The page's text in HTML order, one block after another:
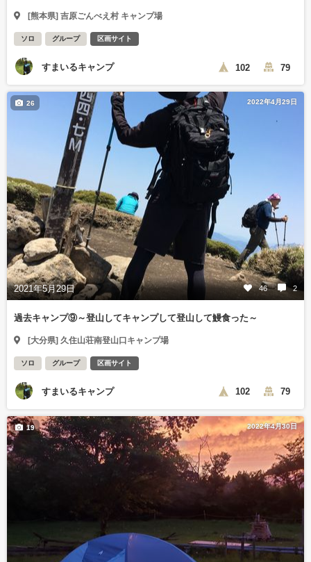
[熊本県] 吉原ごんべえ村 キャンプ場
ソロ グループ 区画サイト
すまいるキャンプ 102 79
2022年4月29日
2021年5月29日 46 2
26
過去キャンプ⑨～登山してキャンプして登山して鰻食った～
[大分県] 久住山荘南登山口キャンプ場
ソロ グループ 区画サイト
すまいるキャンプ 102 79
2022年4月30日
19